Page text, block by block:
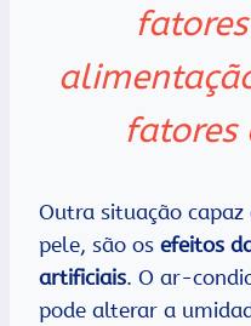
fatores
Outra situação capaz
pele, são os efeitos
artificiais. O ar-
pode alterar a